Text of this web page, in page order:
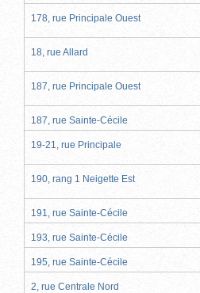
178, rue Principale Ouest
18, rue Allard
187, rue Principale Ouest
187, rue Sainte-Cécile
19-21, rue Principale
190, rang 1 Neigette Est
191, rue Sainte-Cécile
193, rue Sainte-Cécile
195, rue Sainte-Cécile
2, rue Centrale Nord